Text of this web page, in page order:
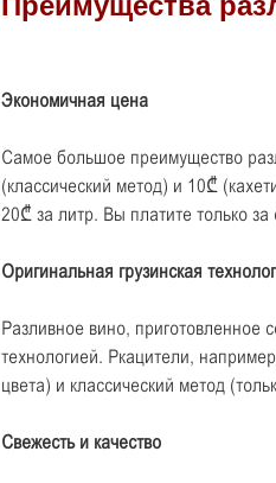
Экономичная цена
Самое большое преимущество
(классический метод) и 10₾
20₾ за литр. Вы платите только за
Оригинальная грузинская
Разливное вино, приготовленное
технологией. Ркацители,
цвета) и классический метод
Свежесть и качество